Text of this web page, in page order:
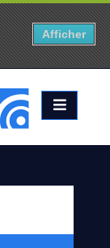
Afficher